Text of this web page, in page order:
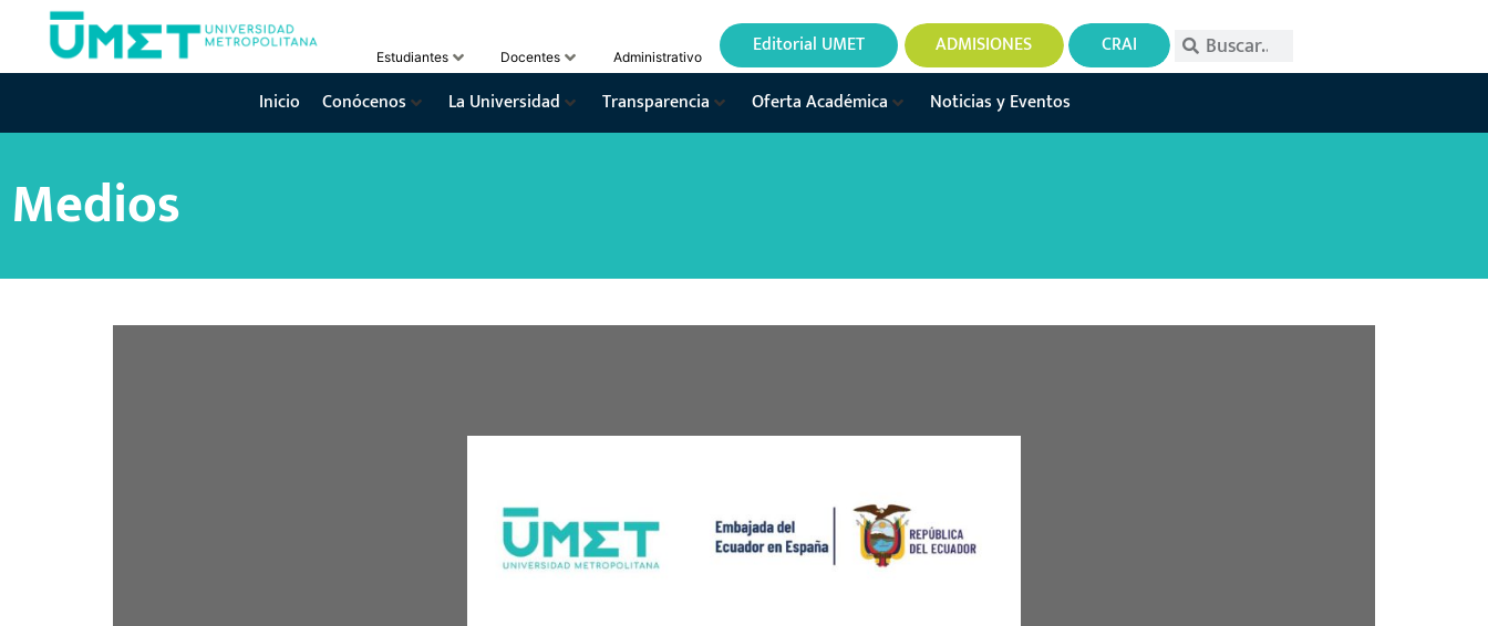
Estudiantes Docentes Administrativo Editorial UMET ADMISIONES
CRAI
Inicio
Conócenos La Universidad Transparencia Oferta Académica Noticias y Eventos
Medios